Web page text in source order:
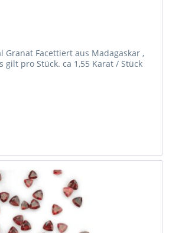
Granat Facettiert aus Madagaskar ,
gilt pro Stück. ca 1,55 Karat / Stück